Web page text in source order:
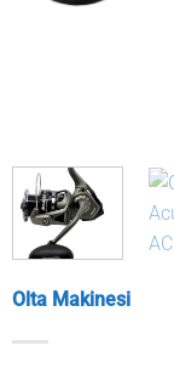
Olta Makinesi